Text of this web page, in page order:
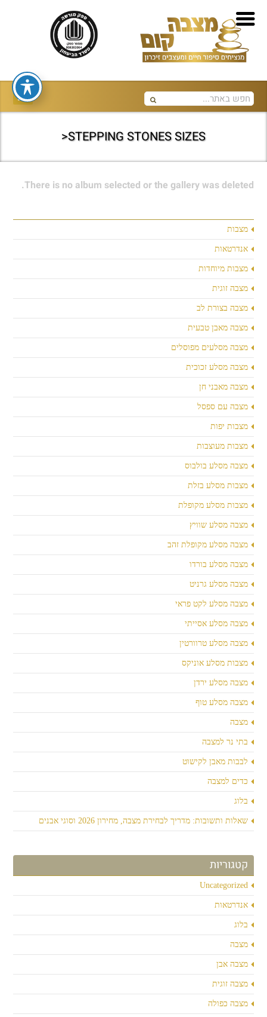
STEPPING STONES SIZES<
מצבות
אנדרטאות
מצבות מיוחדות
מצבה זוגית
מצבה בצורת לב
מצבה מאבן טבעית
מצבה מסלעים מפוסלים
מצבה מסלע זכוכית
מצבה מאבני חן
מצבה עם ספסל
מצבות יפות
מצבות מעוצבות
מצבה מסלע בולבוס
מצבות מסלע בזלת
מצבות מסלע מקופלת
מצבה מסלע שוויץ
מצבה מסלע מקופלת זהב
מצבה מסלע בורדו
מצבה מסלע גרניט
מצבה מסלע לקט פראי
מצבה מסלע אסייתי
מצבה מסלע טרוורטין
מצבות מסלע אוניקס
מצבה מסלע ירדן
מצבה מסלע טוף
מצבה
בתי נר למצבה
לבבות מאבן לקישוט
כדים למצבה
בלוג
שאלות ותשובות: מדריך לבחירת מצבה, מחירון 2026 וסוגי אבנים
קטגוריות
Uncategorized
אנדרטאות
בלוג
מצבה
מצבה אבן
מצבה זוגית
מצבה כפולה
There is no album selected or the gallery was deleted.